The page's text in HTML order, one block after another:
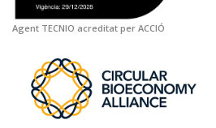
Agent TECNIO acreditat per ACCIÓ